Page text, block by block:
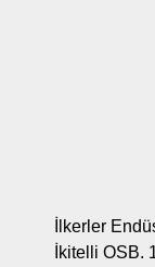
İlkerler
İkitelli OSB.